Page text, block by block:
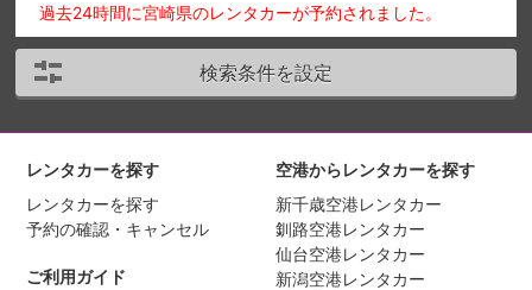
過去24時間に宮崎県のレンタカーが予約されました。
検索条件を設定
レンタカーを探す
レンタカーを探す
予約の確認・キャンセル
ご利用ガイド
空港からレンタカーを探す
新千歳空港レンタカー
釧路空港レンタカー
仙台空港レンタカー
新潟空港レンタカー